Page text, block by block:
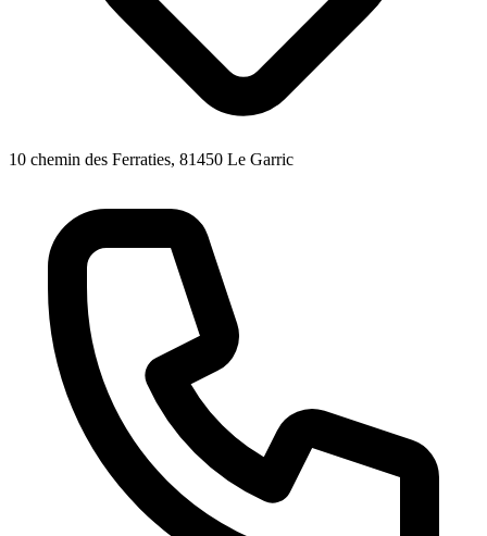
10 chemin des Ferraties, 81450 Le Garric